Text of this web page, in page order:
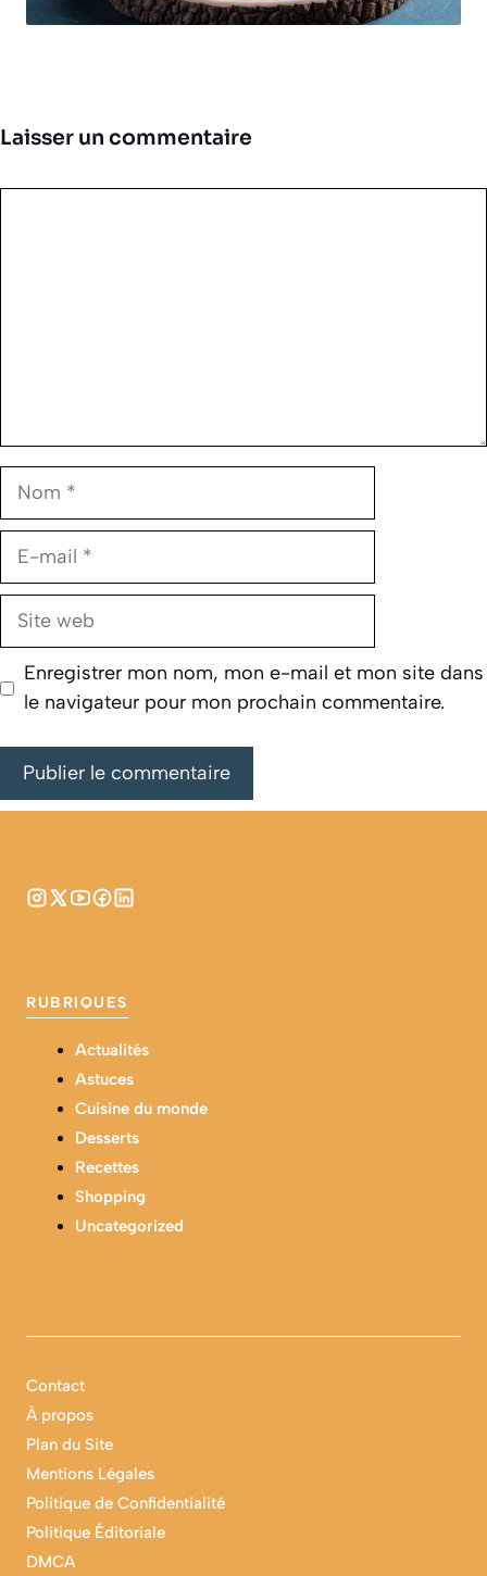
Laisser un commentaire
Nom
E-
Site
Enregistrer mon nom, mon e-mail et mon site dans
le navigateur pour mon prochain commentaire.
RUBRIQUES
Actualités
Astuces
Cuisine du monde
Desserts
Recettes
Shopping
Uncategorized
Contact
À propos
Plan du Site
Mentions Légales
Politique de Confidentialité
Politique Éditoriale
DMCA